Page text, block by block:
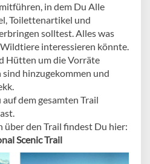
in dem Du Alle
Toilettenartikel und
solltest. Alles was
interessieren könnte.
Hütten um die Vorräte
hinzugekommen und
auf dem gesamten Trail
den Trail findest Du hier:
Scenic Trail